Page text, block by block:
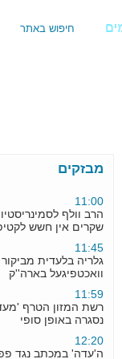
מבזקים
אורי לופוליאנסקי
הרב וולף
שקרים אין חשש
11:45
גלריה בלעדית מביקור
וואכטפיגעל בארה''ק
11:59
רשת המזון הטרף
נסגרה באופן סופי
12:20
ה'עדה' במכתב נגד
וקרויס: ''אין דובר